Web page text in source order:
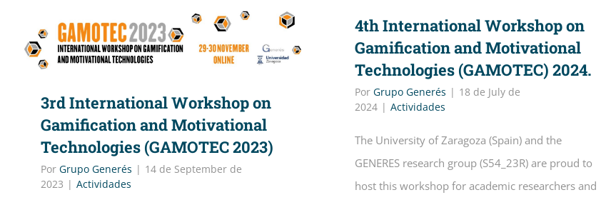
4th International Workshop on
Gamification and Motivational
Technologies (GAMOTEC) 2024.
Por Grupo Generés | 18 de July de
2024 | Actividades
The University of Zaragoza (Spain) and the
GENERES research group (S54_23R) are proud to
host this workshop for academic researchers and
3rd International Workshop on
Gamification and Motivational
Technologies (GAMOTEC 2023)
Por Grupo Generés | 14 de September de
2023 | Actividades